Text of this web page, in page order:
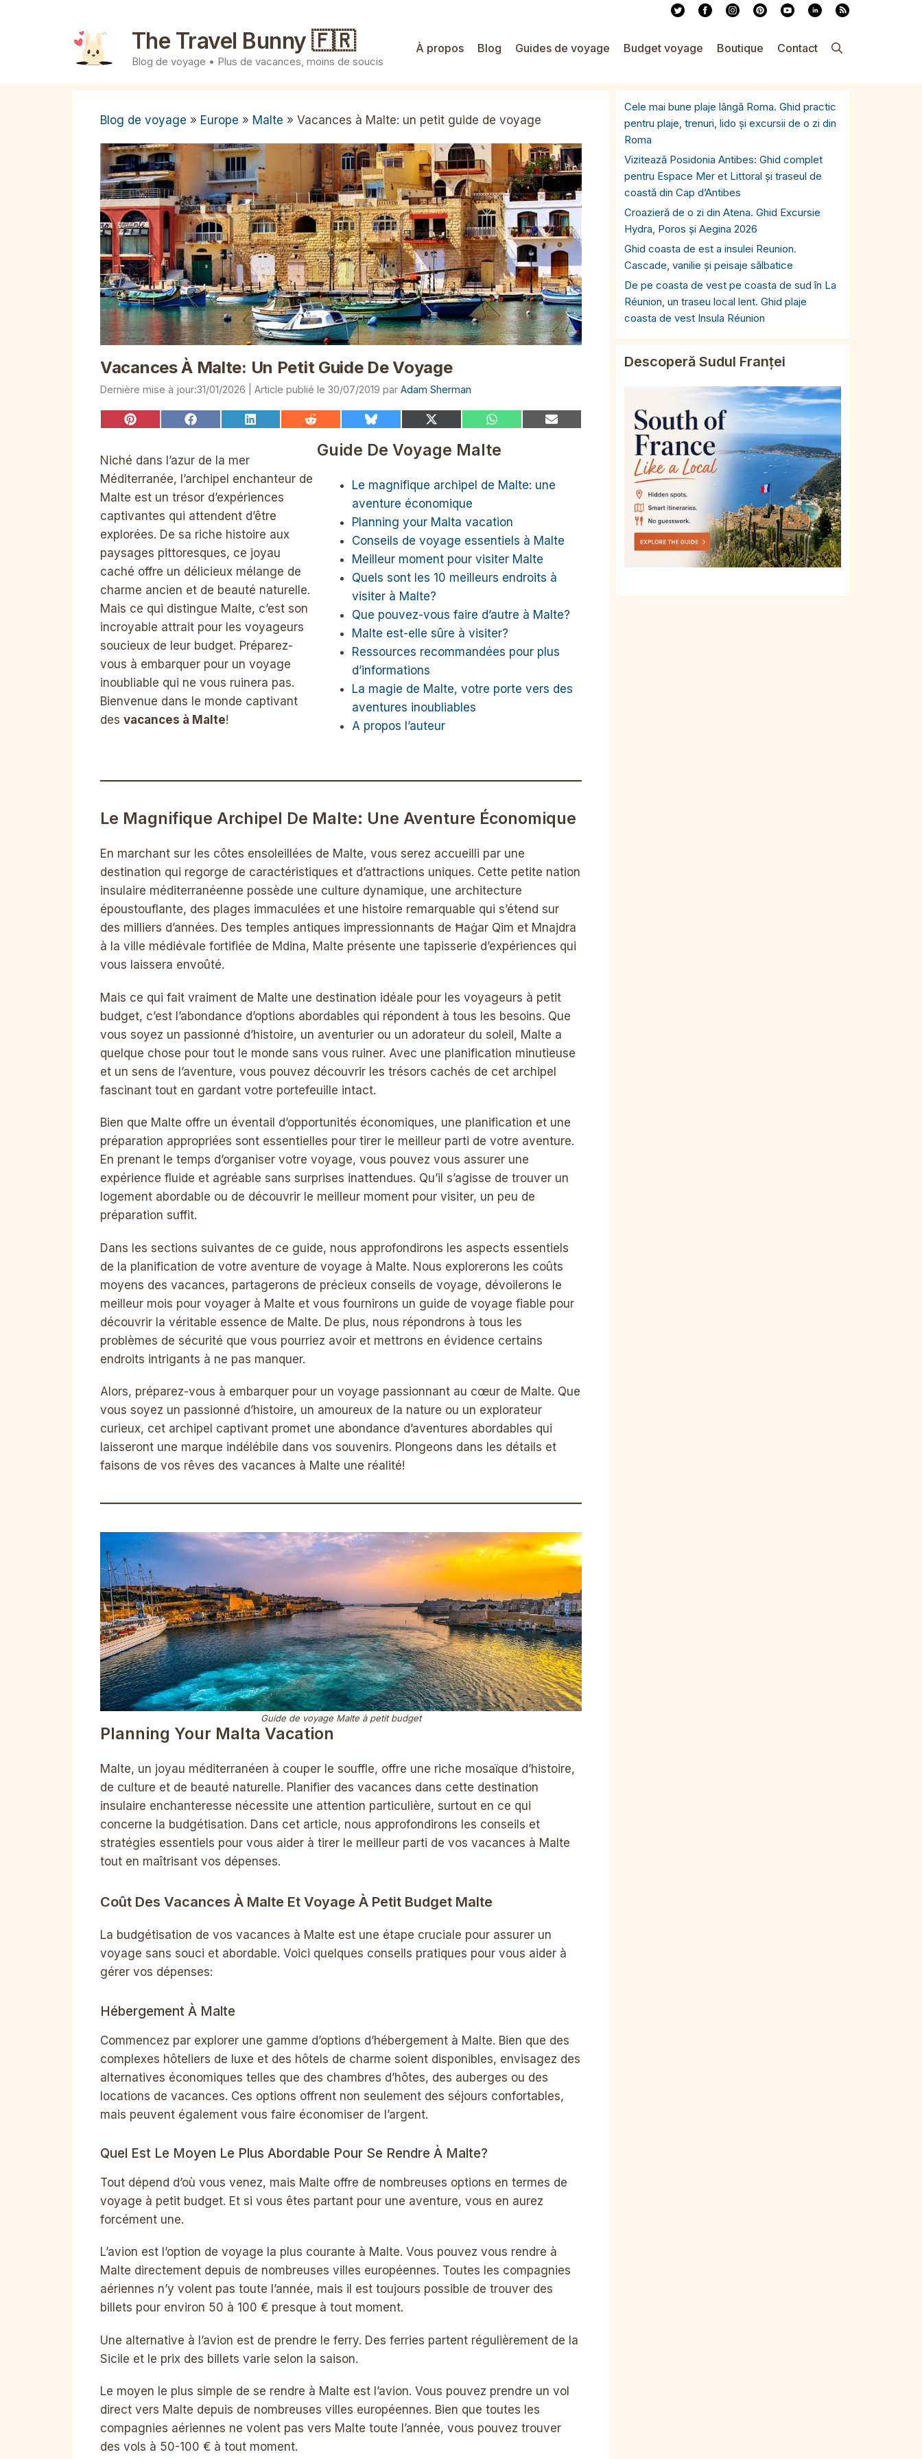
The Travel Bunny 🇫🇷
Blog de voyage • Plus de vacances, moins de soucis
À propos Blog Guides de voyage Budget voyage Boutique Contact
Blog de voyage » Europe » Malte » Vacances à Malte: un petit guide de voyage
Vacances À Malte: Un Petit Guide De Voyage
31/01/2026 30/07/2019 par Adam Sherman
Share Share Share Share
Reddit
Share
Bluesky
Share
X
(Twitter)
Share
WhatsApp
Share
Niché dans l’azur de la mer
Méditerranée, l’archipel enchanteur de
Malte est un trésor d’expériences
captivantes qui attendent d’être
explorées. De sa riche histoire aux
paysages pittoresques, ce joyau
caché offre un délicieux mélange de
charme ancien et de beauté naturelle.
Mais ce qui distingue Malte, c’est son
incroyable attrait pour les voyageurs
soucieux de leur budget. Préparez-
vous à embarquer pour un voyage
inoubliable qui ne vous ruinera pas.
Bienvenue dans le monde captivant
des vacances à Malte!
Guide De Voyage Malte
Le magnifique archipel de Malte: une
aventure économique
Planning your Malta vacation
Conseils de voyage essentiels à Malte
Meilleur moment pour visiter Malte
Quels sont les 10 meilleurs endroits à
visiter à Malte?
Que pouvez-vous faire d’autre à Malte?
Malte est-elle sûre à visiter?
Ressources recommandées pour plus
d’informations
La magie de Malte, votre porte vers des
aventures inoubliables
A propos l’auteur
Le Magnifique Archipel De Malte: Une Aventure Économique
En marchant sur les côtes ensoleillées de Malte, vous serez accueilli par une
destination qui regorge de caractéristiques et d’attractions uniques. Cette petite nation
insulaire méditerranéenne possède une culture dynamique, une architecture
époustouflante, des plages immaculées et une histoire remarquable qui s’étend sur
des milliers d’années. Des temples antiques impressionnants de Ħaġar Qim et Mnajdra
à la ville médiévale fortifiée de Mdina, Malte présente une tapisserie d’expériences qui
vous laissera envoûté.
Mais ce qui fait vraiment de Malte une destination idéale pour les voyageurs à petit
budget, c’est l’abondance d’options abordables qui répondent à tous les besoins. Que
vous soyez un passionné d’histoire, un aventurier ou un adorateur du soleil, Malte a
quelque chose pour tout le monde sans vous ruiner. Avec une planification minutieuse
et un sens de l’aventure, vous pouvez découvrir les trésors cachés de cet archipel
fascinant tout en gardant votre portefeuille intact.
Bien que Malte offre un éventail d’opportunités économiques, une planification et une
préparation appropriées sont essentielles pour tirer le meilleur parti de votre aventure.
En prenant le temps d’organiser votre voyage, vous pouvez vous assurer une
expérience fluide et agréable sans surprises inattendues. Qu’il s’agisse de trouver un
logement abordable ou de découvrir le meilleur moment pour visiter, un peu de
préparation suffit.
Dans les sections suivantes de ce guide, nous approfondirons les aspects essentiels
de la planification de votre aventure de voyage à Malte. Nous explorerons les coûts
moyens des vacances, partagerons de précieux conseils de voyage, dévoilerons le
meilleur mois pour voyager à Malte et vous fournirons un guide de voyage fiable pour
découvrir la véritable essence de Malte. De plus, nous répondrons à tous les
problèmes de sécurité que vous pourriez avoir et mettrons en évidence certains
endroits intrigants à ne pas manquer.
Alors, préparez-vous à embarquer pour un voyage passionnant au cœur de Malte. Que
vous soyez un passionné d’histoire, un amoureux de la nature ou un explorateur
curieux, cet archipel captivant promet une abondance d’aventures abordables qui
laisseront une marque indélébile dans vos souvenirs. Plongeons dans les détails et
faisons de vos rêves des vacances à Malte une réalité!
Guide de voyage Malte à petit budget
Planning Your Malta Vacation
Malte, un joyau méditerranéen à couper le souffle, offre une riche mosaïque d’histoire,
de culture et de beauté naturelle. Planifier des vacances dans cette destination
insulaire enchanteresse nécessite une attention particulière, surtout en ce qui
concerne la budgétisation. Dans cet article, nous approfondirons les conseils et
stratégies essentiels pour vous aider à tirer le meilleur parti de vos vacances à Malte
tout en maîtrisant vos dépenses.
Coût Des Vacances À Malte Et Voyage À Petit Budget Malte
La budgétisation de vos vacances à Malte est une étape cruciale pour assurer un
voyage sans souci et abordable. Voici quelques conseils pratiques pour vous aider à
gérer vos dépenses:
Hébergement À Malte
Commencez par explorer une gamme d’options d’hébergement à Malte. Bien que des
complexes hôteliers de luxe et des hôtels de charme soient disponibles, envisagez des
alternatives économiques telles que des chambres d’hôtes, des auberges ou des
locations de vacances. Ces options offrent non seulement des séjours confortables,
mais peuvent également vous faire économiser de l’argent.
Quel Est Le Moyen Le Plus Abordable Pour Se Rendre À Malte?
Tout dépend d’où vous venez, mais Malte offre de nombreuses options en termes de
voyage à petit budget. Et si vous êtes partant pour une aventure, vous en aurez
forcément une.
L’avion est l’option de voyage la plus courante à Malte. Vous pouvez vous rendre à
Malte directement depuis de nombreuses villes européennes. Toutes les compagnies
aériennes n’y volent pas toute l’année, mais il est toujours possible de trouver des
billets pour environ 50 à 100 € presque à tout moment.
Une alternative à l’avion est de prendre le ferry. Des ferries partent régulièrement de la
Sicile et le prix des billets varie selon la saison.
Le moyen le plus simple de se rendre à Malte est l’avion. Vous pouvez prendre un vol
direct vers Malte depuis de nombreuses villes européennes. Bien que toutes les
compagnies aériennes ne volent pas vers Malte toute l’année, vous pouvez trouver
des vols à 50-100 € à tout moment.
Cele mai bune plaje lângă Roma. Ghid practic
pentru plaje, trenuri, lido și excursii de o zi din
Roma
Vizitează Posidonia Antibes: Ghid complet
pentru Espace Mer et Littoral și traseul de
coastă din Cap d’Antibes
Croazieră de o zi din Atena. Ghid Excursie
Hydra, Poros și Aegina 2026
Ghid coasta de est a insulei Reunion.
Cascade, vanilie și peisaje sălbatice
De pe coasta de vest pe coasta de sud în La
Réunion, un traseu local lent. Ghid plaje
coasta de vest Insula Réunion
Descoperă Sudul Franței